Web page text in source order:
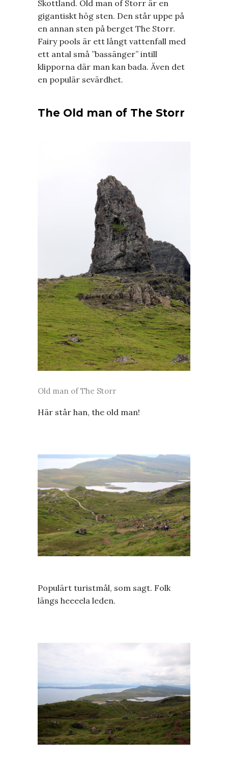
Skottland. Old man of Storr är en
gigantiskt hög sten. Den står uppe på
en annan sten på berget The Storr.
Fairy pools är ett långt vattenfall med
ett antal små ”bassänger” intill
klipporna där man kan bada. Även det
en populär sevärdhet.
The Old man of The Storr
Old man of The Storr
Här står han, the old man!
Populärt turistmål, som sagt. Folk
längs heeeela leden.